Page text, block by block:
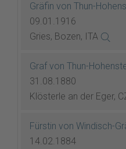
Gräfin von Thun-
09.01.1916
Gries, Bozen, ITA
Graf von Thun-
31.08.1880
Klösterle an der Eger,
Fürstin von Windisch-
14.02.1884